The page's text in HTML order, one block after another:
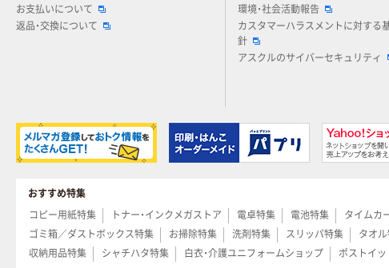
お支払いについて
返品・交換について
環境・社会活動報告
カスタマーハラスメントに対する
針
アスクルのサイバーセキュリティ
おすすめ特集
コピー用紙特集
トナー・インクメガストア 電卓特集 電池特集 タイムカ
ゴミ箱／ダストボックス特集
お掃除特集 洗剤特集 スリッパ特集 タオ
収納用品特集
シャチハタ特集 白衣・介護ユニフォームショップ ポストイッ